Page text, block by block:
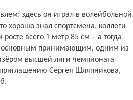
хорошо знал спортсмена, коллеги
всего 1 метр 85 см – а тогда
основным принимающим, одним из
высшей лиги чемпионата
Сергея Шляпникова,